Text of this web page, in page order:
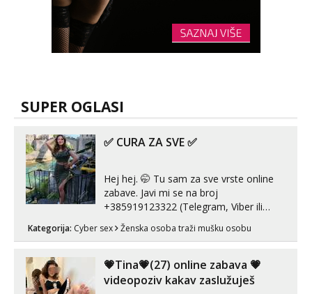
SUPER OGLASI
✅ CURA ZA SVE ✅
Hej hej. 🤭 Tu sam za sve vrste online
zabave. Javi mi se na broj
+385919123322 (Telegram, Viber ili
Whatsapp). 🤙 NE javljaj se na uzivo.
Hvala.
Kategorija: Cyber sex Ženska osoba traži mušku osobu
💗Tina💗(27) online zabava 💗
videopoziv kakav zaslužuješ